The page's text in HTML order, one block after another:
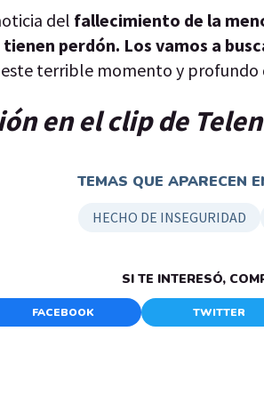
del fallecimiento de la
perdón. Los vamos a
este terrible momento y profundo
en el clip de
TEMAS QUE APARECEN
HECHO DE INSEGURIDAD
SI TE INTERESÓ,
FACEBOOK TWITTER